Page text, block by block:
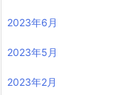
2023年6月
2023年5月
2023年2月